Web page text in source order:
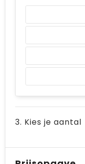
3. Kies je aantal